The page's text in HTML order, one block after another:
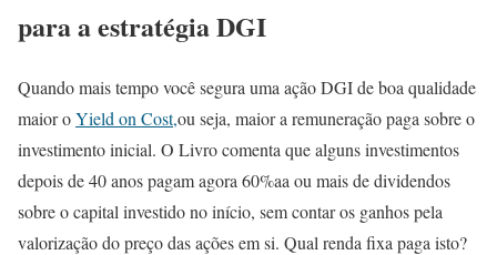
para a estratégia DGI
Quando mais tempo você segura uma ação DGI de boa qualidade
maior oYield on Cost,ou seja, maior a remuneração paga sobre o
investimento inicial. O Livro comenta que alguns investimentos
depois de 40 anos pagam agora 60%aa ou mais de dividendos
sobre o capital investido no início, sem contar os ganhos pela
valorização do preço das ações em si. Qual renda fixa paga isto?